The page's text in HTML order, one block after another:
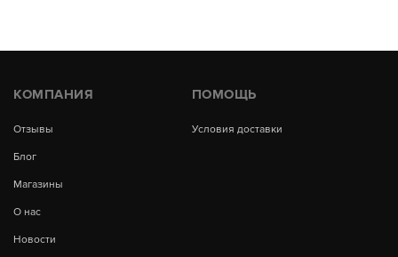
КОМПАНИЯ
Отзывы
Блог
Магазины
О нас
Новости
ПОМОЩЬ
Условия доставки